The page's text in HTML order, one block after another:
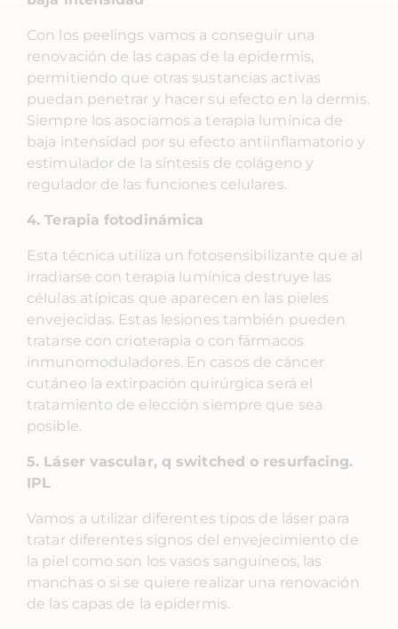
Con los peelings vamos a conseguir una
renovación de las capas de la epidermis,
permitiendo que otras sustancias activas
puedan penetrar y hacer su efecto en la dermis.
Siempre los asociamos a terapia lumínica de
baja intensidad por su efecto antiinflamatorio y
estimulador de la síntesis de colágeno y
regulador de las funciones celulares.
4. Terapia fotodinámica
Esta técnica utiliza un fotosensibilizante que al
irradiarse con terapia lumínica destruye las
células atípicas que aparecen en las pieles
envejecidas. Estas lesiones también pueden
tratarse con crioterapia o con fármacos
inmunomoduladores. En casos de cáncer
cutáneo la extirpación quirúrgica será el
tratamiento de elección siempre que sea
posible.
5. Láser vascular, q switched o resurfacing.
IPL
Vamos a utilizar diferentes tipos de láser para
tratar diferentes signos del envejecimiento de
la piel como son los vasos sanguíneos, las
manchas o si se quiere realizar una renovación
de las capas de la epidermis.